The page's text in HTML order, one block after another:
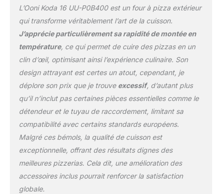
L’Ooni Koda 16 UU-P0B400 est un four à pizza extérieur
qui transforme véritablement l’art de la cuisson.
J’apprécie particulièrement sa rapidité de montée en
température, ce qui permet de cuire des pizzas en un
clin d’œil, optimisant ainsi l’expérience culinaire. Son
design attrayant est certes un atout, cependant, je
déplore son prix que je trouve excessif, d’autant plus
qu’il n’inclut pas certaines pièces essentielles comme le
détendeur et le tuyau de raccordement, limitant sa
compatibilité avec certains standards européens.
Malgré ces bémols, la qualité de cuisson est
exceptionnelle, offrant des résultats dignes des
meilleures pizzerias. Cela dit, une amélioration des
accessoires inclus pourrait renforcer la satisfaction
globale.